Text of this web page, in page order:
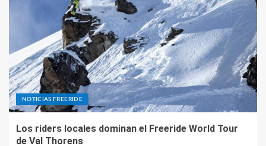
NOTICIAS FREERIDE
Los riders locales dominan el Freeride World Tour
de Val Thorens